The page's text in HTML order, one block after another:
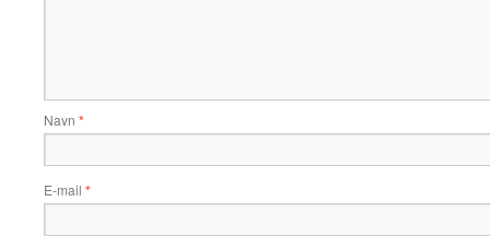
Navn *
E-mail *